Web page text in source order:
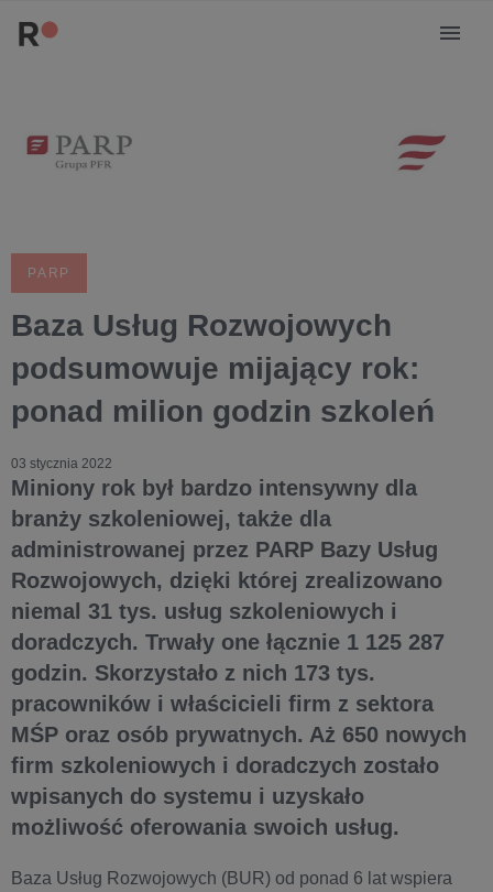
PARP
Baza Usług Rozwojowych
podsumowuje mijający rok:
ponad milion godzin szkoleń
03 stycznia 2022
Miniony rok był bardzo intensywny dla
branży szkoleniowej, także dla
administrowanej przez PARP Bazy Usług
Rozwojowych, dzięki której zrealizowano
niemal 31 tys. usług szkoleniowych i
doradczych. Trwały one łącznie 1 125 287
godzin. Skorzystało z nich 173 tys.
pracowników i właścicieli firm z sektora
MŚP oraz osób prywatnych. Aż 650 nowych
firm szkoleniowych i doradczych zostało
wpisanych do systemu i uzyskało
możliwość oferowania swoich usług.
Baza Usług Rozwojowych (BUR) od ponad 6 lat wspiera